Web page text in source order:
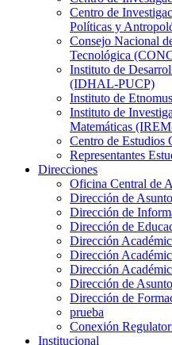
Centro de
Políticas y
Consejo Nacional
Tecnológica
Instituto de
(IDHAL-PUCP)
Instituto de
Instituto de
Matemáticas
Centro de Estudios
Representantes
Direcciones
Oficina Central de
Dirección de
Dirección de
Dirección de
Dirección
Dirección
Dirección
Dirección de
Dirección de
prueba
Conexión
Institucional